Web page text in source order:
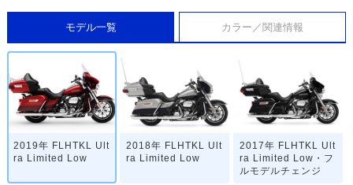
モデル一覧 カラー／関連情報
2019年 FLHTKL Ult
ra Limited Low
2018年 FLHTKL Ult
ra Limited Low
2017年 FLHTKL Ult
ra Limited Low・フ
ルモデルチェンジ